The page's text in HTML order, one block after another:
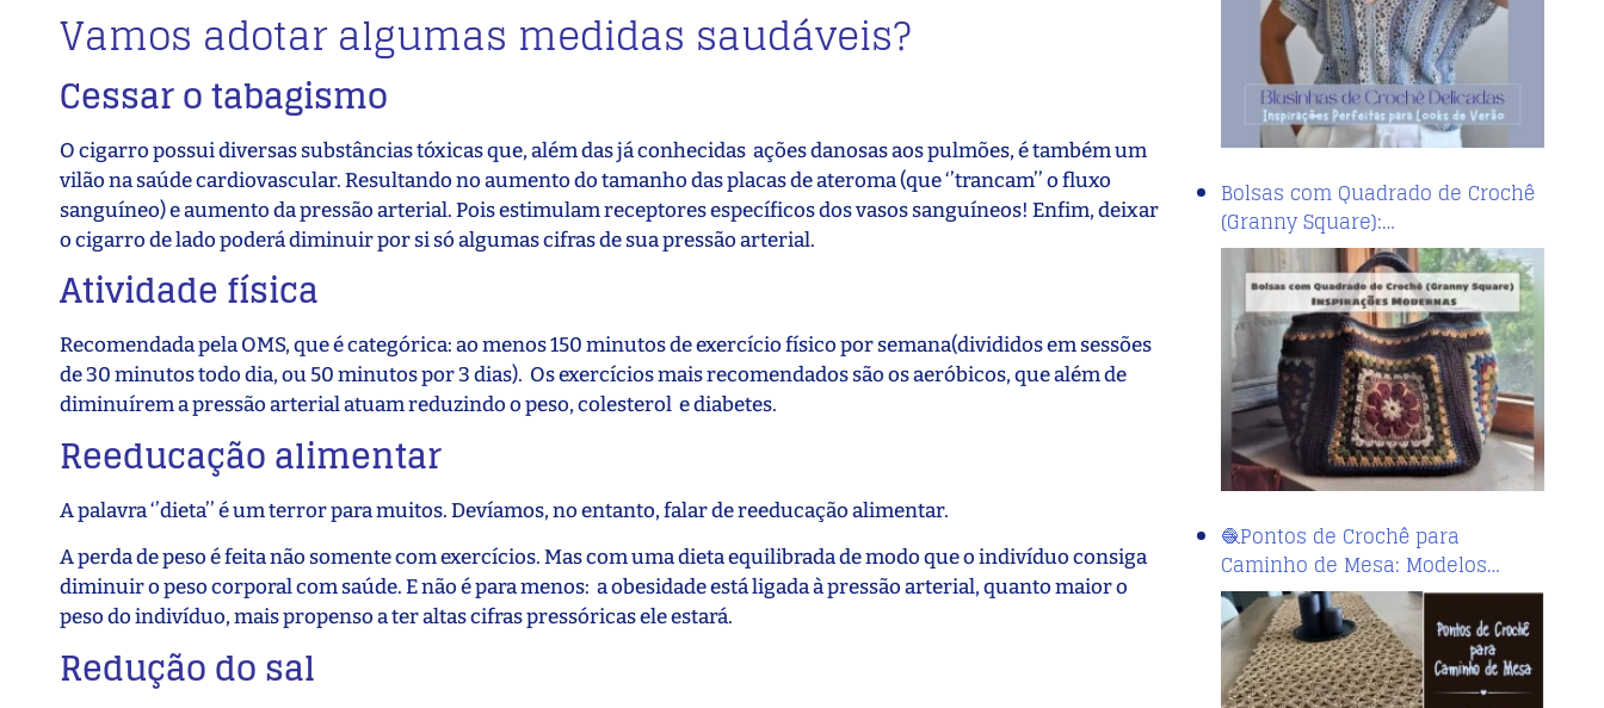
Vamos adotar algumas medidas saudáveis?
Cessar o tabagismo
O cigarro possui diversas substâncias tóxicas que, além das já conhecidas ações danosas aos pulmões, é também um
vilão na saúde cardiovascular. Resultando no aumento do tamanho das placas de ateroma (que ‘’trancam’’ o fluxo
sanguíneo) e aumento da pressão arterial. Pois estimulam receptores específicos dos vasos sanguíneos! Enfim, deixar
o cigarro de lado poderá diminuir por si só algumas cifras de sua pressão arterial.
Atividade física
Recomendada pela OMS, que é categórica: ao menos 150 minutos de exercício físico por semana(divididos em sessões
de 30 minutos todo dia, ou 50 minutos por 3 dias). Os exercícios mais recomendados são os aeróbicos, que além de
diminuírem a pressão arterial atuam reduzindo o peso, colesterol e diabetes.
Reeducação alimentar
A palavra ‘’dieta’’ é um terror para muitos. Devíamos, no entanto, falar de reeducação alimentar.
A perda de peso é feita não somente com exercícios. Mas com uma dieta equilibrada de modo que o indivíduo consiga
diminuir o peso corporal com saúde. E não é para menos: a obesidade está ligada à pressão arterial, quanto maior o
peso do indivíduo, mais propenso a ter altas cifras pressóricas ele estará.
Redução do sal
Bolsas com Quadrado de Crochê
(Granny Square):…
🧶Pontos de Crochê para
Caminho de Mesa: Modelos…